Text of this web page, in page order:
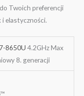
Twoich preferencji
elastyczności.
8650U 4.2GHz Max
8. generacji